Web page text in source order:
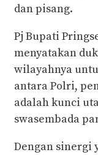
dan pisang.
Pj Bupati
menyatakan
wilayahnya
antara Polri,
adalah kunci
swasembada
Dengan sinergi